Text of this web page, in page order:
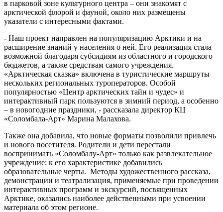
в парковой зоне культурного центра – они знакомят с
арктической флорой и фауной, около них размещены
указатели с интересными фактами.
- Наш проект направлен на популяризацию Арктики и на
расширение знаний у населения о ней. Его реализация стала
возможной благодаря субсидиям из областного и городского
бюджетов, а также средствам самого учреждения.
«Арктическая сказка» включена в туристические маршруты
нескольких региональных туроператоров. Особой
популярностью «Центр арктических тайн и чудес» и
интерактивный парк пользуются в зимний период, а особенно
– в новогодние праздники, - рассказала директор КЦ
«Соломбала-Арт» Марина Малахова.
Также она добавила, что новые форматы позволили привлечь
и нового посетителя. Родители и дети перестали
воспринимать «Соломбалу-Арт» только как развлекательное
учреждение: к его характеристике добавились
образовательные черты. Методы художественного рассказа,
демонстрации и театрализация, применяемые при проведении
интерактивных программ и экскурсий, посвященных
Арктике, оказались наиболее действенными при усвоении
материала об этом регионе.